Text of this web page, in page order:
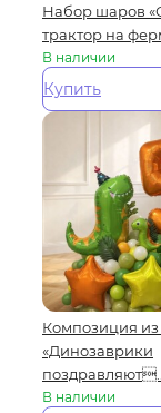
Набор шаров
трактор на
В наличии
Купить
Композиция
«Динозаврики
поздравляют...
В наличии